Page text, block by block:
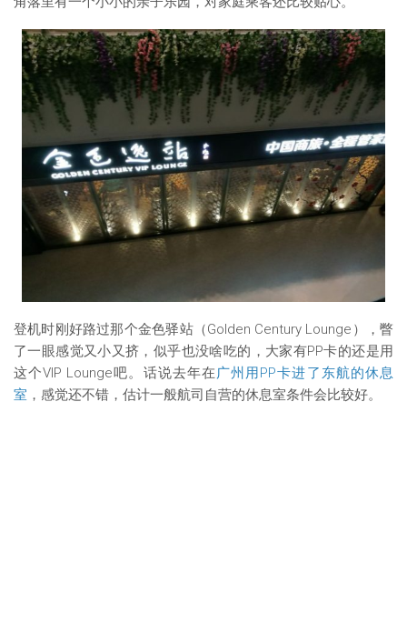
登机时刚好路过那个金色驿站（Golden Century Lounge），瞥
了一眼感觉又小又挤，似乎也没啥吃的，大家有PP卡的还是用
这个VIP Lounge吧。话说去年在广州用PP卡进了东航的休息
室 ，感觉还不错，估计一般航司自营的休息室条件会比较好。